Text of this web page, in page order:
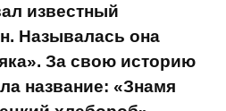
минувшего века
известный
Называлась она
За свою